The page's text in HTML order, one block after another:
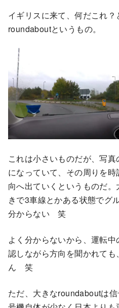
イギリスに来て、何だこれ？
roundaboutというもの。
これは小さいものだが、写
になっていて、その周りを
向へ出ていくというものだ
きで3車線とかある状態でグ
分からない 笑
よく分からないから、運転
認しながら方向を聞かれて
ん 笑
ただ、大きなroundaboutは